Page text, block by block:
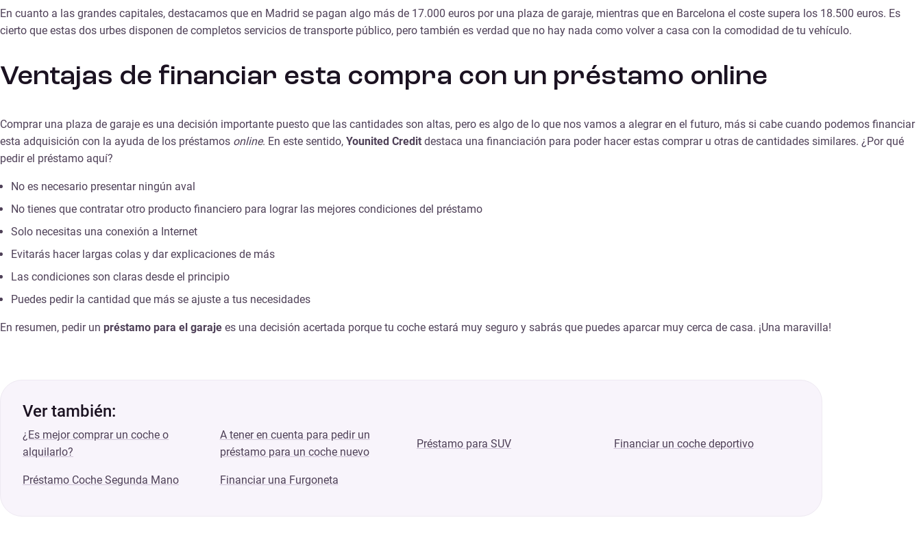
En cuanto a las grandes capitales, destacamos que en Madrid se pagan algo más de 17.000 euros por una plaza de garaje, mientras que en Barcelona el coste supera los 18.500 euros. Es
cierto que estas dos urbes disponen de completos servicios de transporte público, pero también es verdad que no hay nada como volver a casa con la comodidad de tu vehículo.
Ventajas de financiar esta compra con un préstamo online
Comprar una plaza de garaje es una decisión importante puesto que las cantidades son altas, pero es algo de lo que nos vamos a alegrar en el futuro, más si cabe cuando podemos financiar
esta adquisición con la ayuda de los préstamos online. En este sentido, Younited Credit destaca una financiación para poder hacer estas comprar u otras de cantidades similares. ¿Por qué
pedir el préstamo aquí?
No es necesario presentar ningún aval
No tienes que contratar otro producto financiero para lograr las mejores condiciones del préstamo
Solo necesitas una conexión a Internet
Evitarás hacer largas colas y dar explicaciones de más
Las condiciones son claras desde el principio
Puedes pedir la cantidad que más se ajuste a tus necesidades
En resumen, pedir un préstamo para el garaje es una decisión acertada porque tu coche estará muy seguro y sabrás que puedes aparcar muy cerca de casa. ¡Una maravilla!
Ver también:
¿Es mejor comprar un coche o
alquilarlo?
A tener en cuenta para pedir un
préstamo para un coche nuevo
Préstamo para SUV Financiar un coche deportivo
Préstamo Coche Segunda Mano Financiar una Furgoneta